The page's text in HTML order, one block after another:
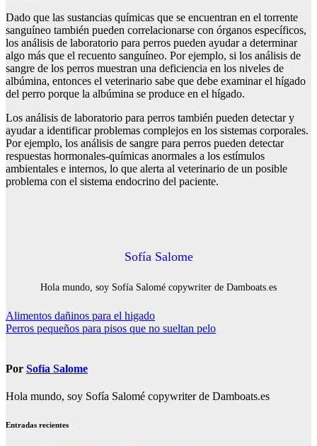
Dado que las sustancias químicas que se encuentran en el torrente
sanguíneo también pueden correlacionarse con órganos específicos,
los análisis de laboratorio para perros pueden ayudar a determinar
algo más que el recuento sanguíneo. Por ejemplo, si los análisis de
sangre de los perros muestran una deficiencia en los niveles de
albúmina, entonces el veterinario sabe que debe examinar el hígado
del perro porque la albúmina se produce en el hígado.
Los análisis de laboratorio para perros también pueden detectar y
ayudar a identificar problemas complejos en los sistemas corporales.
Por ejemplo, los análisis de sangre para perros pueden detectar
respuestas hormonales-químicas anormales a los estímulos
ambientales e internos, lo que alerta al veterinario de un posible
problema con el sistema endocrino del paciente.
Sofía Salome
Hola mundo, soy Sofía Salomé copywriter de Damboats.es
Navegación
de
Alimentos dañinos para el higado
Perros pequeños para pisos que no sueltan pelo
Por Sofía Salome
Hola mundo, soy Sofía Salomé copywriter de Damboats.es
Entradas recientes